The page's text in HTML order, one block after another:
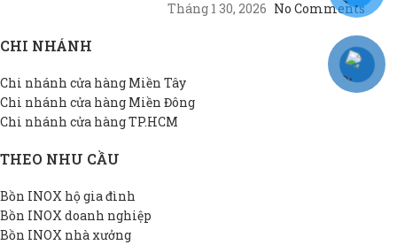
Tháng 1 30, 2026 No Comments
CHI NHÁNH
Chi nhánh cửa hàng Miền Tây
Chi nhánh cửa hàng Miền Đông
Chi nhánh cửa hàng TP.HCM
THEO NHU CẦU
Bồn INOX hộ gia đình
Bồn INOX doanh nghiệp
Bồn INOX nhà xưởng